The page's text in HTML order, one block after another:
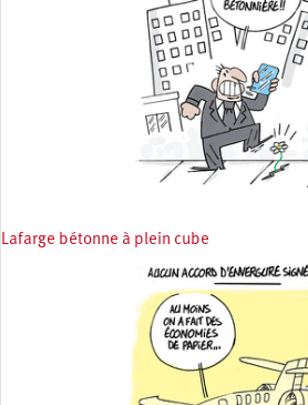
Lafarge bétonne à plein cube